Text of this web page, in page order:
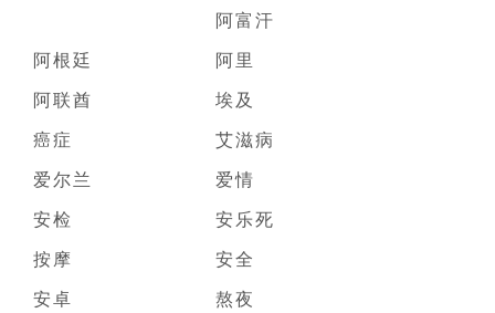
阿富汗
阿根廷
阿里
阿联酋
埃及
癌症
艾滋病
爱尔兰
爱情
安检
安乐死
按摩
安全
安卓
熬夜